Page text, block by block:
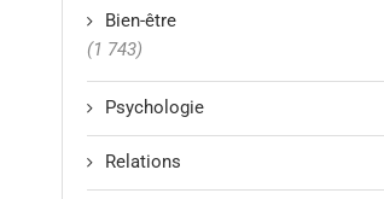
Bien-être
(1 743)
Psychologie
Relations